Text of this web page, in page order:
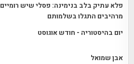
פלא עתיק בלב בנימינה: פסלי שיש רומיים
מרהיבים התגלו בשלמותם
יום בהיסטוריה - חודש אוגוסט
אבן שמואל